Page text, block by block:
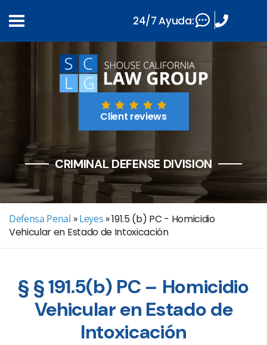
Client reviews
CRIMINAL DEFENSE DIVISION
Defensa Penal » Leyes »191.5 (b) PC - Homicidio
Vehicular en Estado de Intoxicación
§ § 191.5(b) PC – Homicidio
Vehicular en Estado de
Intoxicación
24/7 Ayuda: